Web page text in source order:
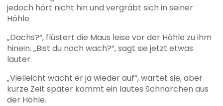
jedoch hört nicht hin und vergräbt sich in seiner
Höhle.
„Dachs?“, flüstert die Maus leise vor der Höhle zu ihm
hinein. „Bist du noch wach?“, sagt sie jetzt etwas
lauter.
„Vielleicht wacht er ja wieder auf“, wartet sie, aber
kurze Zeit später kommt ein lautes Schnarchen aus
der Höhle.